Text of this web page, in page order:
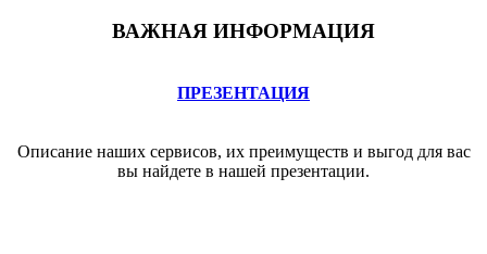
ВАЖНАЯ ИНФОРМАЦИЯ
ПРЕЗЕНТАЦИЯ
Описание наших сервисов, их преимуществ и выгод для вас
вы найдете в нашей презентации.